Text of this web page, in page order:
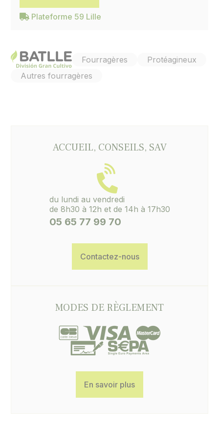
Plateforme 59 Lille
Fourragères
Protéagineux
Autres fourragères
ACCUEIL, CONSEILS, SAV
du lundi au vendredi
de 8h30 à 12h et de 14h à 17h30
05 65 77 99 70
Contactez-nous
MODES DE RÈGLEMENT
En savoir plus